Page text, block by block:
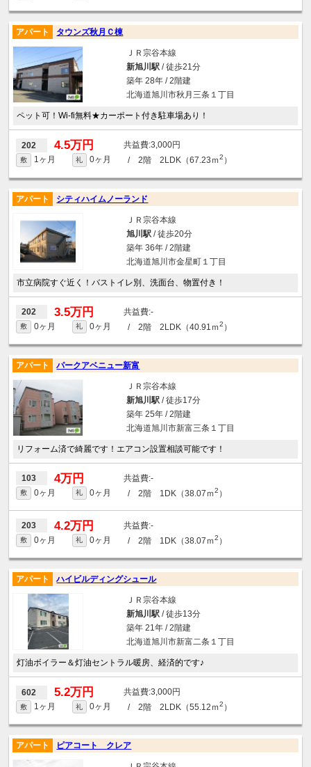
アパート タウンズ秋月Ｃ棟
ＪＲ宗谷本線
新旭川駅/ 徒歩21分
築年 28年 / 2階建
北海道旭川市秋月三条１丁目
ペット可！Wi-fi無料★カーポート付き駐車場あり！
202 4.5万円 3,000円
敷 1ヶ月 礼 0ヶ月 / 2階 2LDK（67.23ｍ2 ）
アパート シティハイムノーランド
ＪＲ宗谷本線
旭川駅/ 徒歩20分
築年 36年 / 2階建
北海道旭川市金星町１丁目
市立病院すぐ近く！バストイレ別、洗面台、物置付き！
202 3.5万円 -
敷 0ヶ月 礼 0ヶ月 / 2階 2LDK（40.91ｍ2 ）
アパート パークアベニュー新富
ＪＲ宗谷本線
新旭川駅/ 徒歩17分
築年 25年 / 2階建
北海道旭川市新富三条１丁目
リフォーム済で綺麗です！エアコン設置相談可能です！
103 4万円 -
敷 0ヶ月 礼 0ヶ月 / 2階 1DK（38.07ｍ2 ）
203 4.2万円 -
敷 0ヶ月 礼 0ヶ月 / 2階 1DK（38.07ｍ2 ）
アパート ハイビルディングシュール
ＪＲ宗谷本線
新旭川駅/ 徒歩13分
築年 21年 / 2階建
北海道旭川市新富二条１丁目
灯油ボイラー＆灯油セントラル暖房、経済的です♪
602 5.2万円 3,000円
敷 1ヶ月 礼 0ヶ月 / 2階 2LDK（55.12ｍ2 ）
アパート ピアコート クレア